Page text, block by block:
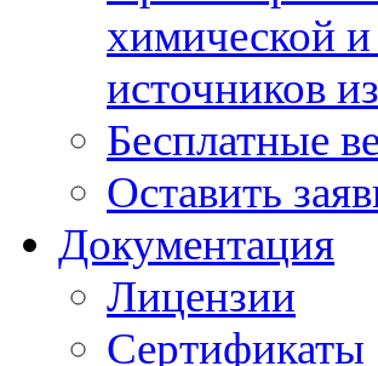
химической
источников
Бесплатные
Оставить
Документация
Лицензии
Сертификаты